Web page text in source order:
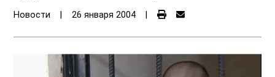
Новости 26 января 2004